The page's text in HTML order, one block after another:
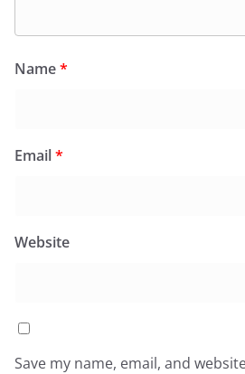
Name*
Email*
Website
Save my name, email, and